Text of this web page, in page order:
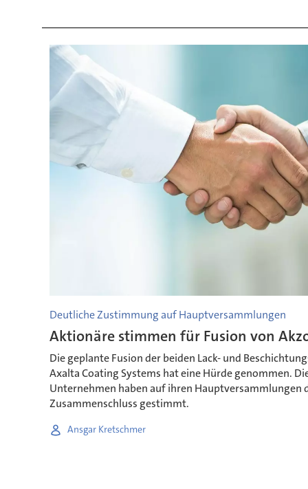
und
Prozessindustrie
Deutliche Zustimmung auf Hauptversammlungen
Aktionäre stimmen für Fusion von
Die geplante Fusion der beiden Lack- und
Axalta Coating Systems hat eine Hürde genommen.
Unternehmen haben auf ihren Hauptversammlungen
Zusammenschluss gestimmt.
Ansgar Kretschmer